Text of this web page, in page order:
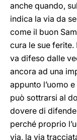
anche quando,
indica la via da
come il buon
cura le sue ferite.
va difeso dalle
ancora ad una
appunto l’uomo
può sottrarsi al
dovere di
perché proprio
via, la via